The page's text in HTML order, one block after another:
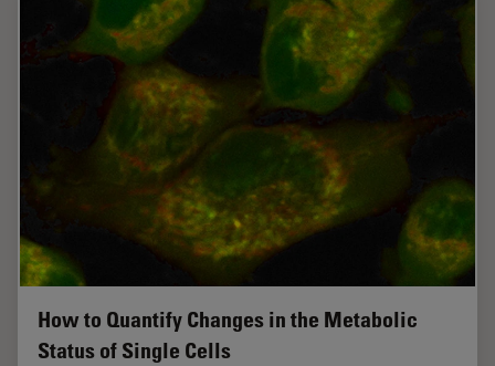
How to Quantify Changes in the Metabolic
Status of Single Cells